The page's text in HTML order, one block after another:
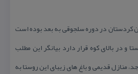
كردستان در دوره سلجوقی به بعد بوده است
و در بالای كوه قرار دارد بیانگر این مطلب
منازل قدیمی و باغ های زیبای این روستا به